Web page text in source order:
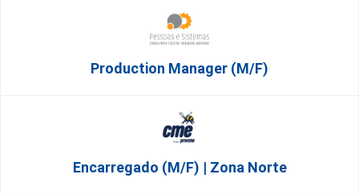
Production Manager (m/f)
Encarregado (m/f) | Zona Norte